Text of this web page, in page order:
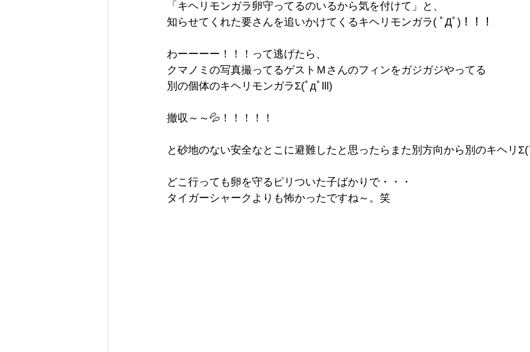
「キヘリモンガラ卵守ってるのいるから気を付けて」と、
知らせてくれた要さんを追いかけてくるキヘリモンガラ( ﾟДﾟ)！！！
わーーーー！！！って逃げたら、
クマノミの写真撮ってるゲストＭさんのフィンをガジガジやってる
別の個体のキヘリモンガラΣ(ﾟдﾟlll)
撤収～～💦！！！！！
と砂地のない安全なとこに避難したと思ったらまた別方向から別のキヘリ
どこ行っても卵を守るピリついた子ばかりで・・・
タイガーシャークよりも怖かったですね～。笑